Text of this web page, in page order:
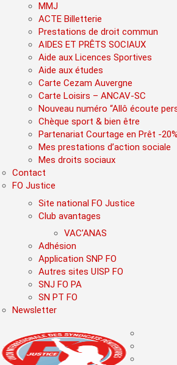
MMJ
ACTE Billetterie
Prestations de droit commun
AIDES ET PRÊTS SOCIAUX
Aide aux Licences Sportives
Aide aux études
Carte Cezam Auvergne
Carte Loisirs – ANCAV-SC
Nouveau numéro “Allô écoute
Chèque sport & bien être
Partenariat Courtage en Prêt -20%
Mes prestations d’action sociale
Mes droits sociaux
Contact
FO Justice
Site national FO Justice
Club avantages
VAC’ANAS
Adhésion
Application SNP FO
Autres sites UISP FO
SNJ FO PA
SN PT FO
Newsletter